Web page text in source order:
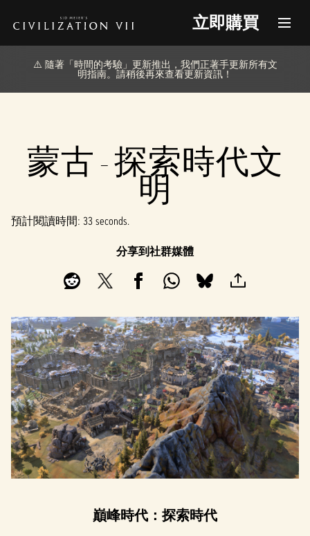
立即購買
⚠️ 隨著「時間的考驗」更新推出，我們正著手更新所有文
明指南。請稍後再來查看更新資訊！
蒙古 - 探索時代文
明
預計閱讀時間 33 seconds
分享到社群媒體
巔峰時代：探索時代